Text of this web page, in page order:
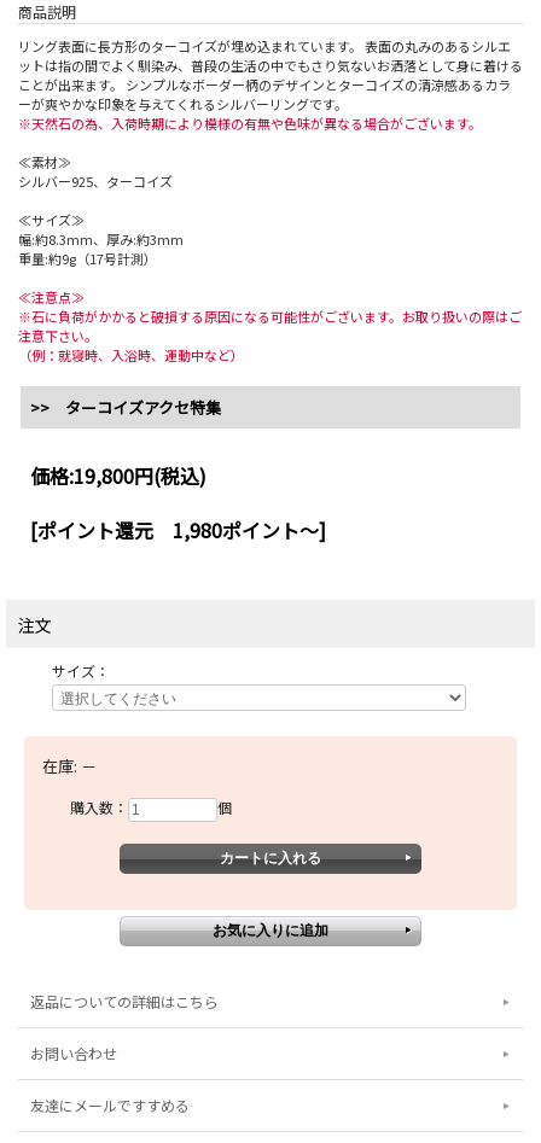
商品説明
リング表面に長方形のターコイズが埋め込まれています。 表面の丸みのあるシルエ
ットは指の間でよく馴染み、普段の生活の中でもさり気ないお洒落として身に着ける
ことが出来ます。 シンプルなボーダー柄のデザインとターコイズの清涼感あるカラ
ーが爽やかな印象を与えてくれるシルバーリングです。
※天然石の為、入荷時期により模様の有無や色味が異なる場合がございます。
≪素材≫
シルバー925、ターコイズ
≪サイズ≫
幅:約8.3mm、厚み:約3mm
重量:約9g（17号計測）
≪注意点≫
※石に負荷がかかると破損する原因になる可能性がございます。お取り扱いの際はご
注意下さい。
（例：就寝時、入浴時、運動中など）
>> ターコイズアクセ特集
価格:19,800円(税込)
[ポイント還元 1,980ポイント～]
注文
サイズ：
在庫: －
購入数： 個
返品についての詳細はこちら
お問い合わせ
友達にメールですすめる